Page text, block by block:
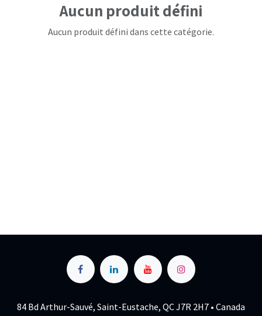
Aucun produit défini
Aucun produit défini dans cette catégorie.
84 Bd Arthur-Sauvé, Saint-Eustache, QC J7R 2H7 • Canada